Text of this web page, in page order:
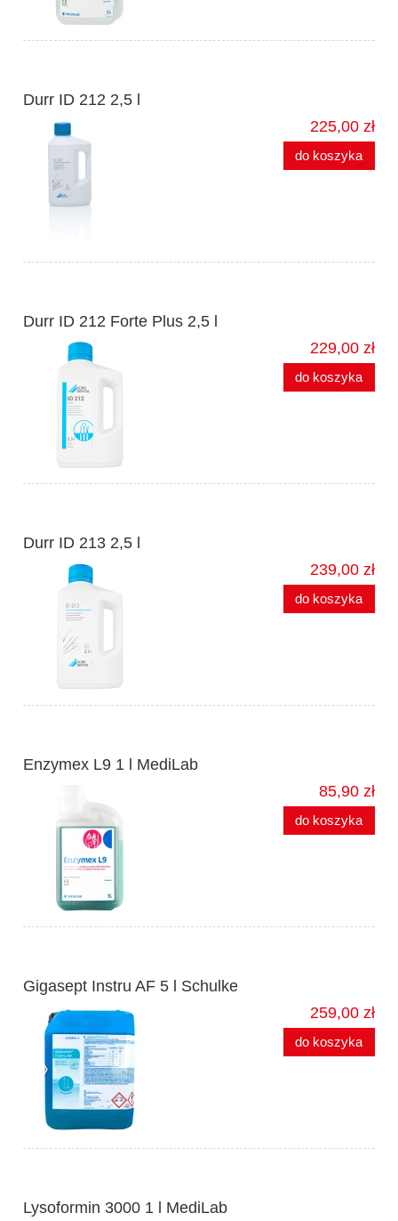
Durr ID 212 2,5 l
225,00 zł
do koszyka
Durr ID 212 Forte Plus 2,5 l
229,00 zł
do koszyka
Durr ID 213 2,5 l
239,00 zł
do koszyka
Enzymex L9 1 l MediLab
85,90 zł
do koszyka
Gigasept Instru AF 5 l Schulke
259,00 zł
do koszyka
Lysoformin 3000 1 l MediLab